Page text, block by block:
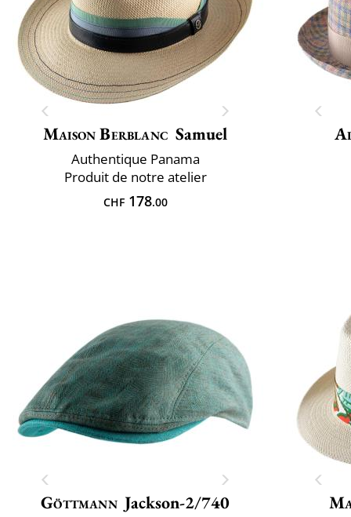
Maison Berblanc Samuel
Authentique Panama
Produit de notre atelier
CHF178.00
Göttmann Jackson-2/740